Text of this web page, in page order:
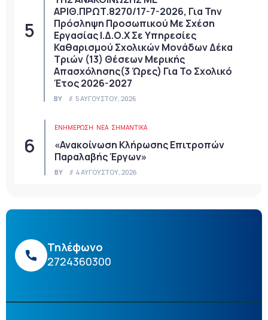
ΑΡΙΘ.ΠΡΩΤ.8270/17-7-2026, Για Την
Πρόσληψη Προσωπικού Με Σχέση
Εργασίας Ι.Δ.Ο.Χ Σε Υπηρεσίες
Καθαρισμού Σχολικών Μονάδων Δέκα
Τριών (13) Θέσεων Μερικής
Απασχόλησης(3 Ώρες) Για Το Σχολικό
Έτος 2026-2027
BY 5 ΑΥΓΟΎΣΤΟΥ, 2026
ΕΝΗΜΕΡΩΣΗ ΝΈΑ ΣΗΜΑΝΤΙΚΆ
«Ανακοίνωση Κλήρωσης Επιτροπών
Παραλαβής Έργων»
BY 4 ΑΥΓΟΎΣΤΟΥ, 2026
Τηλέφωνο
2724360300